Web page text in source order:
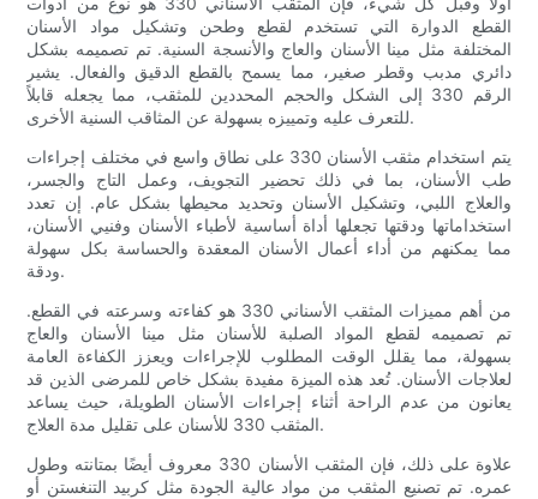
القطع الدوارة التي تستخدم لقطع وطحن وتشكيل مواد الأسنان
المختلفة مثل مينا الأسنان والعاج والأنسجة السنية. تم تصميمه بشكل
دائري مدبب وقطر صغير، مما يسمح بالقطع الدقيق والفعال. يشير
الرقم 330 إلى الشكل والحجم المحددين للمثقب، مما يجعله قابلاً
للتعرف عليه وتمييزه بسهولة عن المثاقب السنية الأخرى.
يتم استخدام مثقب الأسنان 330 على نطاق واسع في مختلف إجراءات
طب الأسنان، بما في ذلك تحضير التجويف، وعمل التاج والجسر،
والعلاج اللبي، وتشكيل الأسنان وتحديد محيطها بشكل عام. إن تعدد
استخداماتها ودقتها تجعلها أداة أساسية لأطباء الأسنان وفنيي الأسنان،
مما يمكنهم من أداء أعمال الأسنان المعقدة والحساسة بكل سهولة
ودقة.
من أهم مميزات المثقب الأسناني 330 هو كفاءته وسرعته في القطع.
تم تصميمه لقطع المواد الصلبة للأسنان مثل مينا الأسنان والعاج
بسهولة، مما يقلل الوقت المطلوب للإجراءات ويعزز الكفاءة العامة
لعلاجات الأسنان. تُعد هذه الميزة مفيدة بشكل خاص للمرضى الذين قد
يعانون من عدم الراحة أثناء إجراءات الأسنان الطويلة، حيث يساعد
المثقب 330 للأسنان على تقليل مدة العلاج.
علاوة على ذلك، فإن المثقب الأسنان 330 معروف أيضًا بمتانته وطول
عمره. تم تصنيع المثقب من مواد عالية الجودة مثل كربيد التنغستن أو